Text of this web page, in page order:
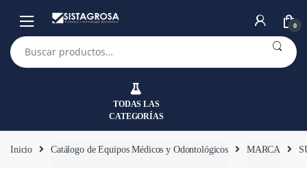
navegación
contenido
0
Buscar
por:
TODAS LAS
CATEGORÍAS
Inicio Catálogo de Equipos Médicos y Odontológicos MARCA